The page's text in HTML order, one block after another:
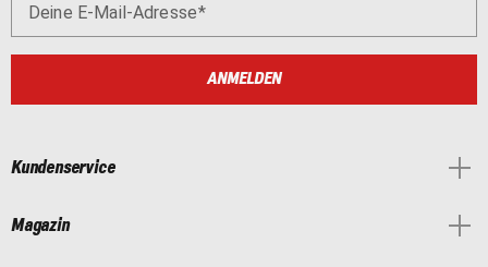
Deine E-Mail-Adresse
ANMELDEN
Kundenservice
Magazin